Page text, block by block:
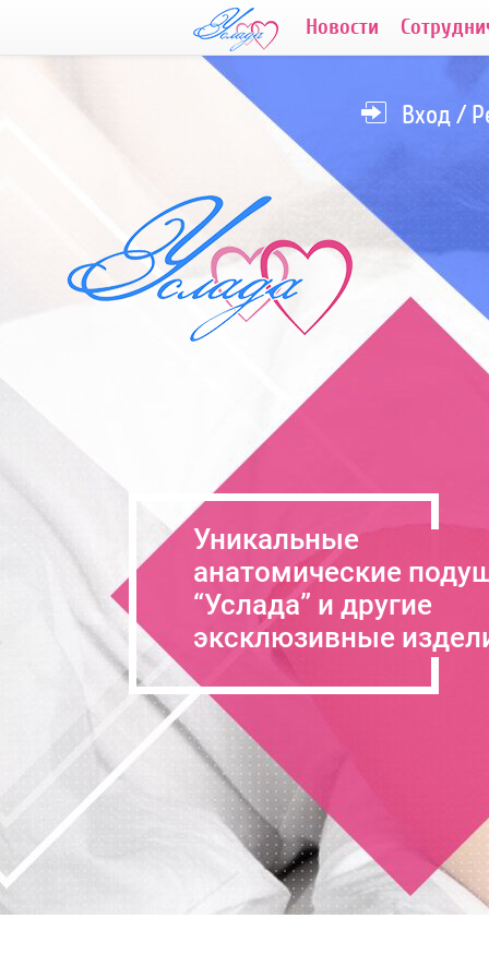
Новости
Вход/
Уникальные
анатомические
“Услада” и другие
эксклюзивные